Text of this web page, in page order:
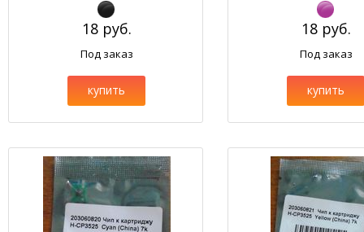
18 руб.
Под заказ
купить
18 руб.
Под заказ
купить